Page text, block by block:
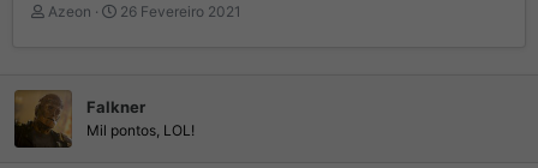
I
i
a
Azeon
D
e
I
26 Fevereiro 2021
Falkner
Mil pontos, LOL!